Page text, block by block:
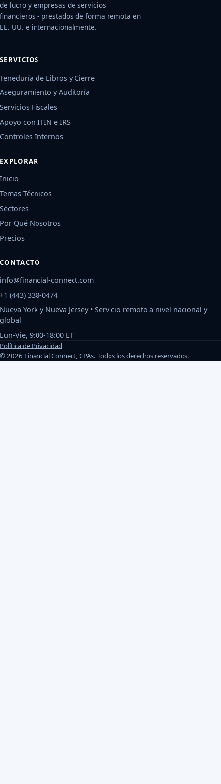
de lucro y empresas de servicios
financieros - prestados de forma remota en
EE. UU. e internacionalmente.
SERVICIOS
Teneduría de Libros y Cierre
Aseguramiento y Auditoría
Servicios Fiscales
Apoyo con ITIN e IRS
Controles Internos
EXPLORAR
Inicio
Temas Técnicos
Sectores
Por Qué Nosotros
Precios
CONTACTO
info@financial-connect.com
+1 (443) 338-0474
Nueva York y Nueva Jersey • Servicio remoto a nivel nacional y
global
Lun-Vie, 9:00-18:00 ET
Política de Privacidad
©2026 Financial Connect, CPAs. Todos los derechos reservados.